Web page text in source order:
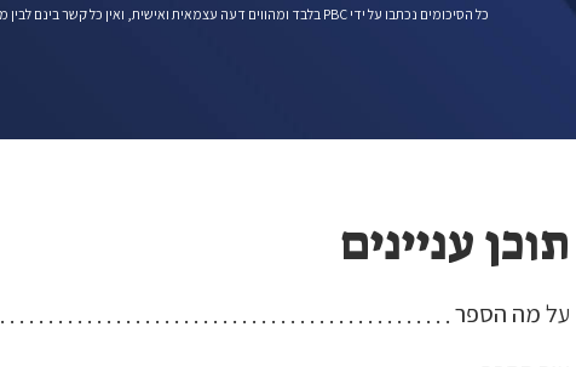
כל הסיכומים נכתבו על ידי PBC בלבד ומהווים דעה עצמאית ואישית, ואין כל קשר בינם לבין מחברי הספרים או המו"לים.
תוכן עניינים
על מה הספר